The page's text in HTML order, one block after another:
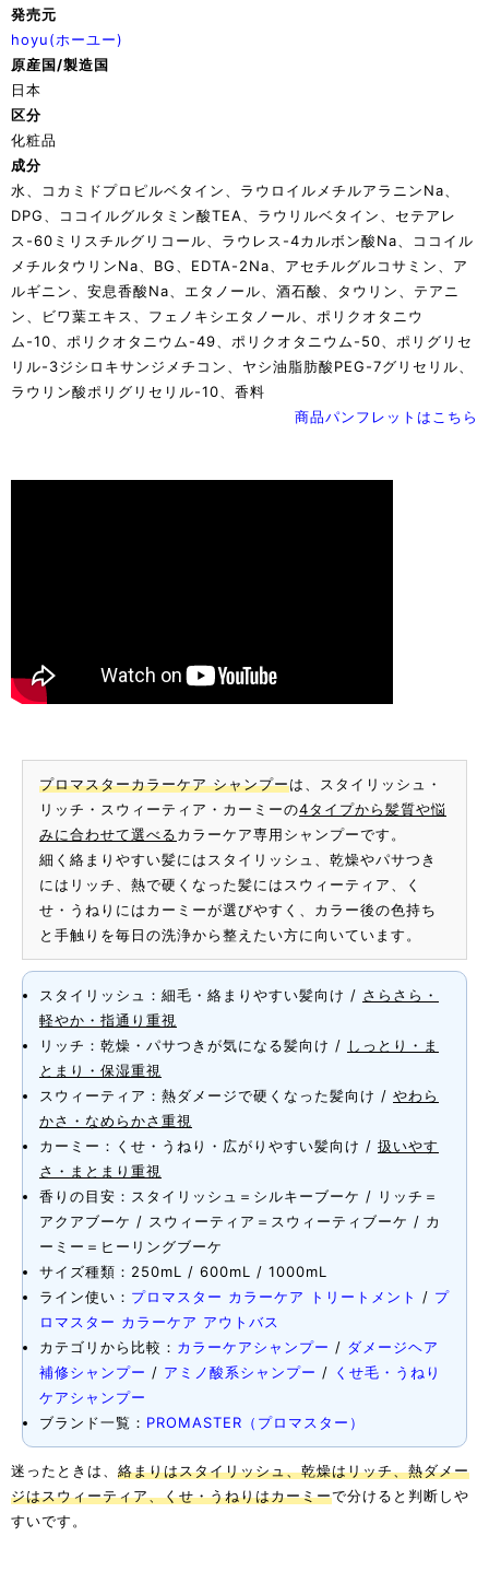
発売元
hoyu(ホーユー)
原産国/製造国
日本
区分
化粧品
成分
水、コカミドプロピルベタイン、ラウロイルメチルアラニンNa、
DPG、ココイルグルタミン酸TEA、ラウリルベタイン、セテアレ
ス-60ミリスチルグリコール、ラウレス-4カルボン酸Na、ココイル
メチルタウリンNa、BG、EDTA-2Na、アセチルグルコサミン、ア
ルギニン、安息香酸Na、エタノール、酒石酸、タウリン、テアニ
ン、ビワ葉エキス、フェノキシエタノール、ポリクオタニウ
ム-10、ポリクオタニウム-49、ポリクオタニウム-50、ポリグリセ
リル-3ジシロキサンジメチコン、ヤシ油脂肪酸PEG-7グリセリル、
ラウリン酸ポリグリセリル-10、香料
商品パンフレットはこちら
プロマスターカラーケア シャンプーは、スタイリッシュ・
リッチ・スウィーティア・カーミーの4タイプから髪質や悩
みに合わせて選べるカラーケア専用シャンプーです。
細く絡まりやすい髪にはスタイリッシュ、乾燥やパサつき
にはリッチ、熱で硬くなった髪にはスウィーティア、く
せ・うねりにはカーミーが選びやすく、カラー後の色持ち
と手触りを毎日の洗浄から整えたい方に向いています。
スタイリッシュ：細毛・絡まりやすい髪向け / さらさら・
軽やか・指通り重視
リッチ：乾燥・パサつきが気になる髪向け / しっとり・ま
とまり・保湿重視
スウィーティア：熱ダメージで硬くなった髪向け / やわら
かさ・なめらかさ重視
カーミー：くせ・うねり・広がりやすい髪向け / 扱いやす
さ・まとまり重視
香りの目安：スタイリッシュ＝シルキーブーケ / リッチ＝
アクアブーケ / スウィーティア＝スウィーティブーケ / カ
ーミー＝ヒーリングブーケ
サイズ種類：250mL / 600mL / 1000mL
ライン使い： プロマスター カラーケア トリートメント / プ
ロマスター カラーケア アウトバス
カテゴリから比較： カラーケアシャンプー / ダメージヘア
補修シャンプー / アミノ酸系シャンプー / くせ毛・うねり
ケアシャンプー
ブランド一覧： PROMASTER（プロマスター）
迷ったときは、 絡まりはスタイリッシュ、乾燥はリッチ、熱ダメー
ジはスウィーティア、くせ・うねりはカーミーで分けると判断しや
すいです。